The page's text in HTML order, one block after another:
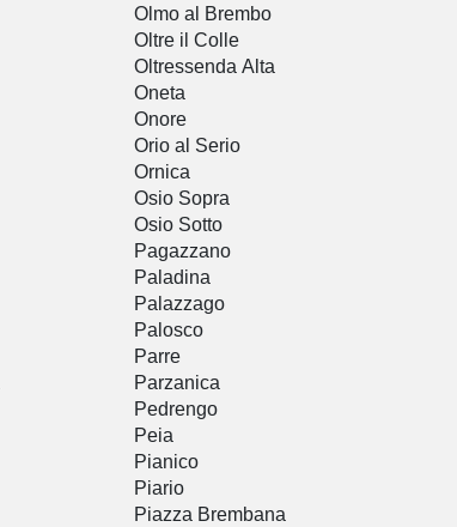
Olmo al Brembo
Oltre il Colle
Oltressenda Alta
Oneta
Onore
Orio al Serio
Ornica
Osio Sopra
Osio Sotto
Pagazzano
Paladina
Palazzago
Palosco
Parre
Parzanica
Pedrengo
Peia
Pianico
Piario
Piazza Brembana